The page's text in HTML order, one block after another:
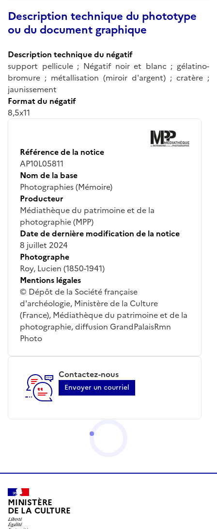
Description technique du phototype
ou du document graphique
Description technique du négatif
support pellicule ; Négatif noir et blanc ; gélatino-
bromure ; métallisation (miroir d'argent) ; cratère ;
jaunissement
Format du négatif
8,5x11
Référence de la notice
AP10L05811
Nom de la base
Photographies (Mémoire)
Producteur
Médiathèque du patrimoine et de la
photographie (MPP)
Date de dernière modification de la notice
8 juillet 2024
Photographe
Roy, Lucien (1850-1941)
Mentions légales
© Dépôt de la Société française
d'archéologie, Ministère de la Culture
(France), Médiathèque du patrimoine et de la
photographie, diffusion GrandPalaisRmn
Photo
Contactez-nous
Envoyer un courriel
MINISTÈRE
DE LA CULTURE